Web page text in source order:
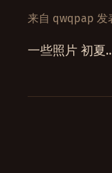
来自 qwqpap 发
一些照片 初夏